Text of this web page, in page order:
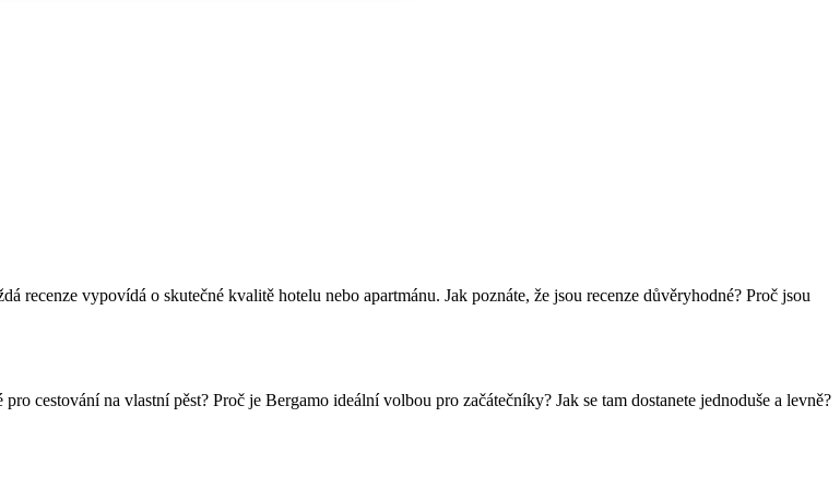
recenze vypovídá o skutečné kvalitě hotelu nebo apartmánu. Jak poznáte, že jsou recenze důvěryhodné? Proč jsou
cestování na vlastní pěst? Proč je Bergamo ideální volbou pro začátečníky? Jak se tam dostanete jednoduše a levně?